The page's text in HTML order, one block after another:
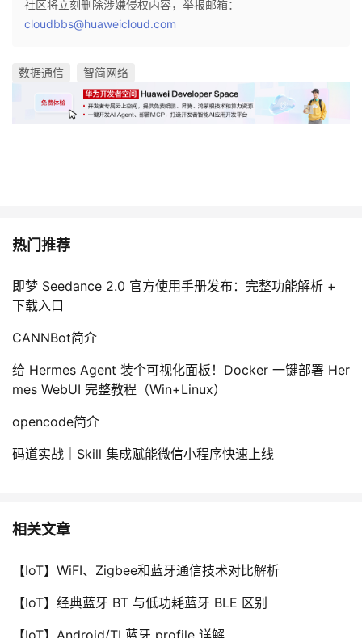
社区将立刻删除涉嫌侵权内容，举报邮箱：
cloudbbs@huaweicloud.com
数据通信 智简网络
热门推荐
即梦 Seedance 2.0 官方使用手册发布：完整功能解析 +
下载入口
CANNBot简介
给 Hermes Agent 装个可视化面板！Docker 一键部署 Her
mes WebUI 完整教程（Win+Linux）
opencode简介
码道实战｜Skill 集成赋能微信小程序快速上线
相关文章
【IoT】WiFI、Zigbee和蓝牙通信技术对比解析
【IoT】经典蓝牙 BT 与低功耗蓝牙 BLE 区别
【IoT】Android/TI 蓝牙 profile 详解